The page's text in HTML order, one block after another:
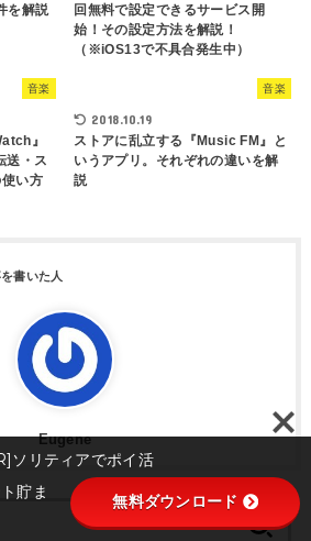
を解説
回無料で設定できるサービス開
始！その設定方法を解説！
（※iOS13で不具合発生中）
音楽
』
送・ス
い方
音楽
2018.10.19
ストアに乱立する『Music FM』と
いうアプリ。それぞれの違いを解
説
Eugene
検
ソリティアでポイ活
貯ま
無料ダウンロード